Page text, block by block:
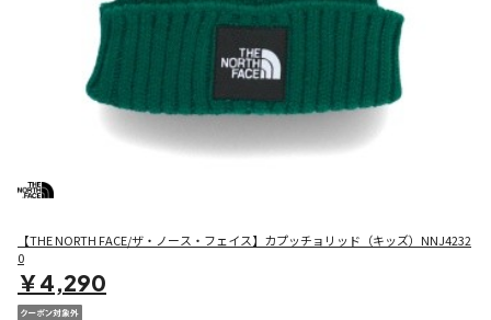
【THE NORTH FACE/ザ・ノース・フェイス】カプッチョリッド（キッズ）NNJ4232
0
￥4,290